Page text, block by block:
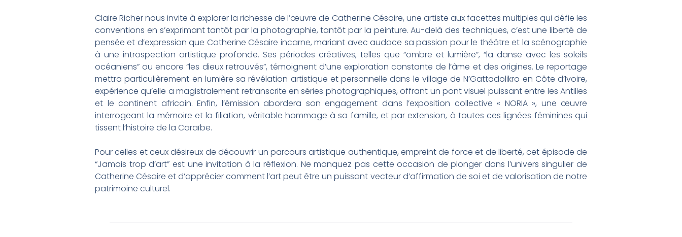
Claire Richer nous invite à explorer la richesse de l’œuvre de Catherine Césaire, une artiste aux facettes multiples qui défie les
conventions en s’exprimant tantôt par la photographie, tantôt par la peinture. Au-delà des techniques, c’est une liberté de
pensée et d’expression que Catherine Césaire incarne, mariant avec audace sa passion pour le théâtre et la scénographie
à une introspection artistique profonde. Ses périodes créatives, telles que “ombre et lumière”, “la danse avec les soleils
océaniens” ou encore “les dieux retrouvés”, témoignent d’une exploration constante de l’âme et des origines. Le reportage
mettra particulièrement en lumière sa révélation artistique et personnelle dans le village de N’Gattadolikro en Côte d’Ivoire,
expérience qu’elle a magistralement retranscrite en séries photographiques, offrant un pont visuel puissant entre les Antilles
et le continent africain. Enfin, l’émission abordera son engagement dans l’exposition collective « NORIA », une œuvre
interrogeant la mémoire et la filiation, véritable hommage à sa famille, et par extension, à toutes ces lignées féminines qui
tissent l’histoire de la Caraïbe.
Pour celles et ceux désireux de découvrir un parcours artistique authentique, empreint de force et de liberté, cet épisode de
“Jamais trop d’art” est une invitation à la réflexion. Ne manquez pas cette occasion de plonger dans l’univers singulier de
Catherine Césaire et d’apprécier comment l’art peut être un puissant vecteur d’affirmation de soi et de valorisation de notre
patrimoine culturel.